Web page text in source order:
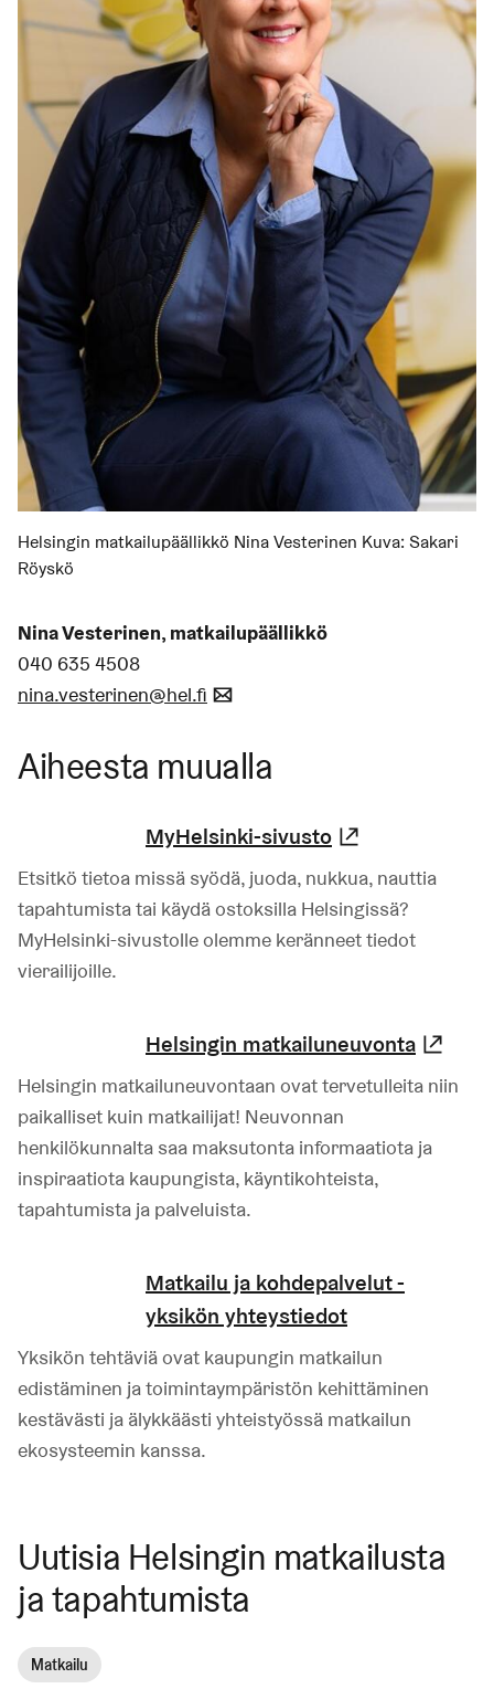
Helsingin matkailupäällikkö Nina Vesterinen Kuva: Sakari
Röyskö
Nina Vesterinen, matkailupäällikkö
040 635 4508
nina.vesterinen@hel.fi
Aiheesta muualla
MyHelsinki-sivusto
Etsitkö tietoa missä syödä, juoda, nukkua, nauttia
tapahtumista tai käydä ostoksilla Helsingissä?
MyHelsinki-sivustolle olemme keränneet tiedot
vierailijoille.
Helsingin matkailuneuvonta
Helsingin matkailuneuvontaan ovat tervetulleita niin
paikalliset kuin matkailijat! Neuvonnan
henkilökunnalta saa maksutonta informaatiota ja
inspiraatiota kaupungista, käyntikohteista,
tapahtumista ja palveluista.
Matkailu ja kohdepalvelut -
yksikön yhteystiedot
Yksikön tehtäviä ovat kaupungin matkailun
edistäminen ja toimintaympäristön kehittäminen
kestävästi ja älykkäästi yhteistyössä matkailun
ekosysteemin kanssa.
Uutisia Helsingin matkailusta
ja tapahtumista
Matkailu